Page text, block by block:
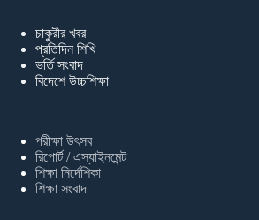
চাকুরীর খবর
প্রতিদিন শিখি
ভর্তি সংবাদ
বিদেশে উচ্চশিক্ষা
পরীক্ষা উৎসব
রিপোর্ট / এস্যাইনমেন্ট
শিক্ষা নির্দেশিকা
শিক্ষা সংবাদ